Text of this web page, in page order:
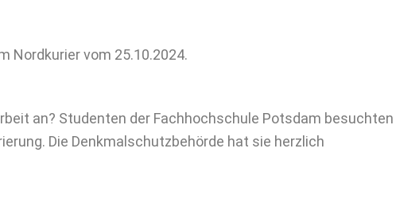
Nordkurier vom 25.10.2024.
an? Studenten der Fachhochschule Potsdam besuchten
Die Denkmalschutzbehörde hat sie herzlich